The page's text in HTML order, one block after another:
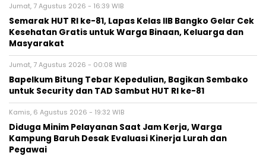
Jumat, 7 Agustus 2026 - 16:39 WIB
Semarak HUT RI ke-81, Lapas Kelas IIB Bangko Gelar Cek
Kesehatan Gratis untuk Warga Binaan, Keluarga dan
Masyarakat
Jumat, 7 Agustus 2026 - 00:08 WIB
Bapelkum Bitung Tebar Kepedulian, Bagikan Sembako
untuk Security dan TAD Sambut HUT RI ke-81
Kamis, 6 Agustus 2026 - 19:32 WIB
Diduga Minim Pelayanan Saat Jam Kerja, Warga
Kampung Baruh Desak Evaluasi Kinerja Lurah dan
Pegawai